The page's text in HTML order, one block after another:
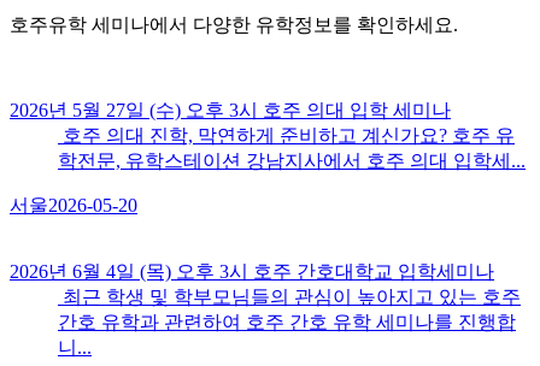
호주유학 세미나에서 다양한 유학정보를 확인하세요.
2026년 5월 27일 (수) 오후 3시 호주 의대 입학 세미나
호주 의대 진학, 막연하게 준비하고 계신가요? 호주 유
학전문, 유학스테이션 강남지사에서 호주 의대 입학세...
서울2026-05-20
2026년 6월 4일 (목) 오후 3시 호주 간호대학교 입학세미나
최근 학생 및 학부모님들의 관심이 높아지고 있는 호주
간호 유학과 관련하여 호주 간호 유학 세미나를 진행합
니...